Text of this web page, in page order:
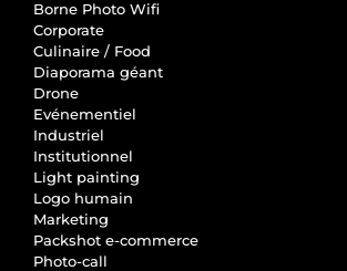
Borne Photo Wifi
Corporate
Culinaire / Food
Diaporama géant
Drone
Evénementiel
Industriel
Institutionnel
Light painting
Logo humain
Marketing
Packshot e-commerce
Photo-call